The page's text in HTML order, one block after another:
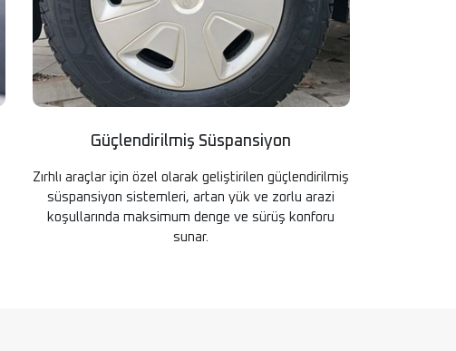
Güçlendirilmiş Süspansiyon
Zırhlı araçlar için özel olarak geliştirilen güçlendirilmiş
süspansiyon sistemleri, artan yük ve zorlu arazi
koşullarında maksimum denge ve sürüş konforu
sunar.